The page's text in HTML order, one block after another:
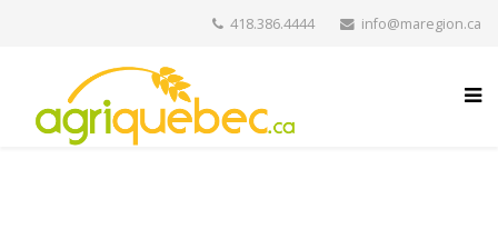
418.386.4444 info@maregion.ca